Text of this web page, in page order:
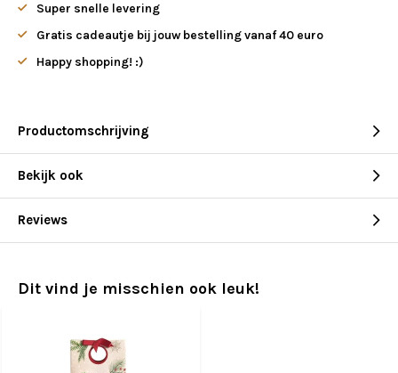
Super snelle levering
Gratis cadeautje bij jouw bestelling vanaf 40 euro
Happy shopping! :)
Productomschrijving
Bekijk ook
Reviews
Dit vind je misschien ook leuk!